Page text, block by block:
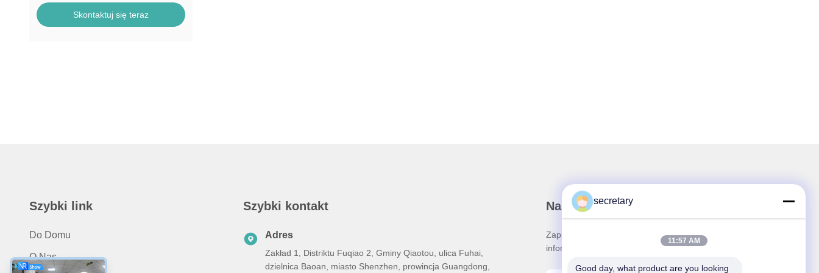
Skontaktuj się teraz
Szybki link
Do Domu
O Nas
Szybki kontakt
Adres
Zakład 1, Distriktu Fuqiao 2, Gminy Qiaotou, ulica Fuhai,
dzielnica Baoan, miasto Shenzhen, prowincja Guangdong,
Nasz biuletyn
Zapisz się do naszego biuletynu z rabatami i innymi
informacjami.
secretary
11:57 AM
Good day, what product are you looking